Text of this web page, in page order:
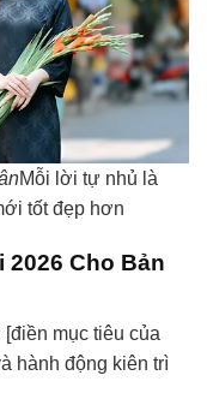
Mỗi lời tự nhủ là
tốt đẹp hơn
2026 Cho Bản
[điền mục tiêu của
hành động kiên trì